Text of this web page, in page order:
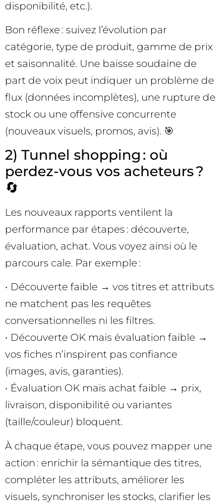
disponibilité, etc.).
Bon réflexe : suivez l’évolution par
catégorie, type de produit, gamme de prix
et saisonnalité. Une baisse soudaine de
part de voix peut indiquer un problème de
flux (données incomplètes), une rupture de
stock ou une offensive concurrente
(nouveaux visuels, promos, avis). 🎯
2) Tunnel shopping : où
perdez-vous vos acheteurs ?
🔄
Les nouveaux rapports ventilent la
performance par étapes : découverte,
évaluation, achat. Vous voyez ainsi où le
parcours cale. Par exemple :
• Découverte faible → vos titres et attributs
ne matchent pas les requêtes
conversationnelles ni les filtres.
• Découverte OK mais évaluation faible →
vos fiches n’inspirent pas confiance
(images, avis, garanties).
• Évaluation OK mais achat faible → prix,
livraison, disponibilité ou variantes
(taille/couleur) bloquent.
À chaque étape, vous pouvez mapper une
action : enrichir la sémantique des titres,
compléter les attributs, améliorer les
visuels, synchroniser les stocks, clarifier les